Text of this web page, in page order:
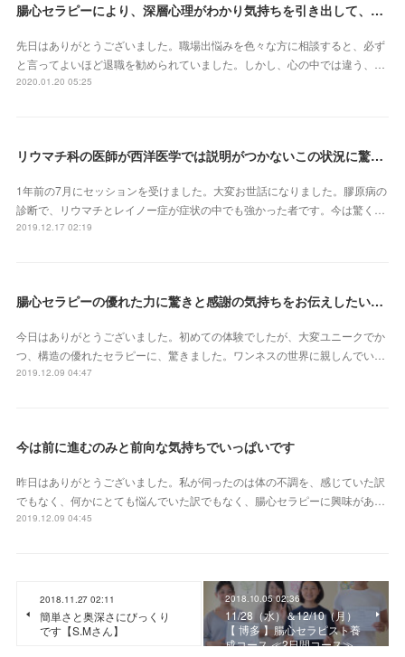
腸心セラピーにより、深層心理がわかり気持ちを引き出して、オーラも変わった気がします
先日はありがとうございました。職場出悩みを色々な方に相談すると、必ず
と言ってよいほど退職を勧められていました。しかし、心の中では違う、…
2020.01.20 05:25
リウマチ科の医師が西洋医学では説明がつかないこの状況に驚いて「何をしたのか?」 と不思議がるばかりです
1年前の7月にセッションを受けました。大変お世話になりました。膠原病の
診断で、リウマチとレイノー症が症状の中でも強かった者です。今は驚く…
2019.12.17 02:19
腸心セラピーの優れた力に驚きと感謝の気持ちをお伝えしたいです
今日はありがとうございました。初めての体験でしたが、大変ユニークでか
つ、構造の優れたセラピーに、驚きました。ワンネスの世界に親しんでい…
2019.12.09 04:47
今は前に進むのみと前向な気持ちでいっぱいです
昨日はありがとうございました。私が伺ったのは体の不調を、感じていた訳
でもなく、何かにとても悩んでいた訳でもなく、腸心セラピーに興味があ…
2019.12.09 04:45
2018.11.27 02:11
簡単さと奥深さにびっくり
です【S.Mさん】
2018.10.05 02:36
11/28（水）＆12/10（月）
【 博多 】腸心セラピスト養
成コース ≪2日間コース≫